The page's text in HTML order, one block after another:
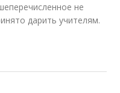
не
дарить учителям.